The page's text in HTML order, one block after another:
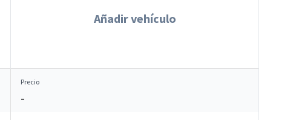
Añadir vehículo
Precio
–